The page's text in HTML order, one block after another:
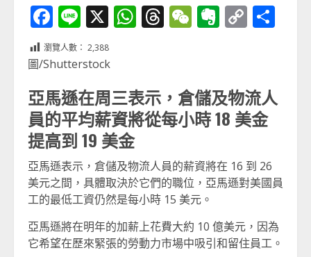
Facebook
Line
X WhatsApp
Threads
WeChat
Evernote
Copy
瀏覽人數： 2,388
圖/Shutterstock
亞馬遜在周三表示，倉儲及物流人
員的平均薪資將從每小時 18 美金
提高到 19 美金
亞馬遜表示，倉儲及物流人員的薪資將在 16 到 26
美元之間，具體取決於它們的職位，亞馬遜對美國員
工的最低工資仍然是每小時 15 美元。
亞馬遜將在明年的加薪上花費大約 10 億美元，因為
它希望在歷來緊張的勞動力市場中吸引和留住員工。